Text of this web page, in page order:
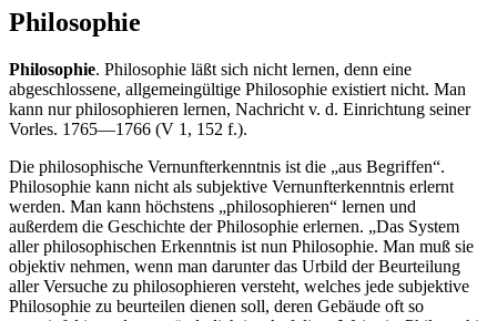
Philosophie
Philosophie. Philosophie läßt sich nicht lernen, denn eine
abgeschlossene, allgemeingültige Philosophie existiert nicht. Man
kann nur philosophieren lernen, Nachricht v. d. Einrichtung seiner
Vorles. 1765—1766 (V 1, 152 f.).
Die philosophische Vernunfterkenntnis ist die „aus Begriffen“.
Philosophie kann nicht als subjektive Vernunfterkenntnis erlernt
werden. Man kann höchstens „philosophieren“ lernen und
außerdem die Geschichte der Philosophie erlernen. „Das System
aller philosophischen Erkenntnis ist nun Philosophie. Man muß sie
objektiv nehmen, wenn man darunter das Urbild der Beurteilung
aller Versuche zu philosophieren versteht, welches jede subjektive
Philosophie zu beurteilen dienen soll, deren Gebäude oft so